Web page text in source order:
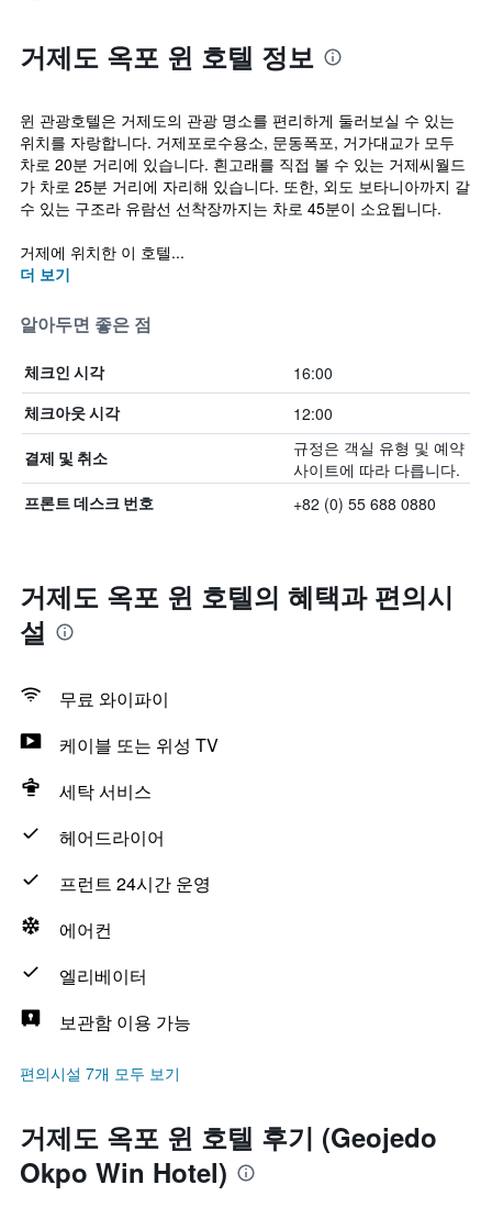
거제도 옥포 윈 호텔 정보
윈 관광호텔은 거제도의 관광 명소를 편리하게 둘러보실 수 있는
위치를 자랑합니다. 거제포로수용소, 문동폭포, 거가대교가 모두
차로 20분 거리에 있습니다. 흰고래를 직접 볼 수 있는 거제씨월드
가 차로 25분 거리에 자리해 있습니다. 또한, 외도 보타니아까지 갈
수 있는 구조라 유람선 선착장까지는 차로 45분이 소요됩니다.
거제에 위치한 이 호텔...
더 보기
알아두면 좋은 점
체크인 시각 16:00
체크아웃 시각 12:00
결제 및 취소
규정은 객실 유형 및 예약
사이트에 따라 다릅니다.
프론트 데스크 번호 +82 (0) 55 688 0880
거제도 옥포 윈 호텔의 혜택​과 편의시
설
무료 와이파이
케이블 또는 위성 TV
세탁 서비스
헤어드라이어
프런트 24시간 운영
에어컨
엘리베이터
보관함 이용 가능
편의시설 7개 모두 보기
거제도 옥포 윈 호텔 후기 (Geojedo
Okpo Win Hotel)